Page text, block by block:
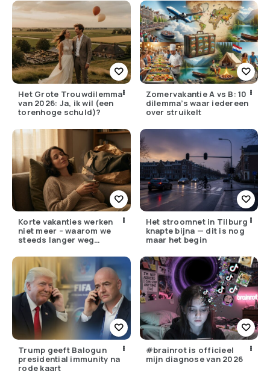
Het Grote Trouwdilemma
van 2026: Ja, ik wil (een
torenhoge schuld)?
Zomervakantie A vs B: 10
dilemma’s waar iedereen
over struikelt
Korte vakanties werken
niet meer – waarom we
steeds langer weg
Het stroomnet in Tilburg
knapte bijna — dit is nog
maar het begin
Trump geeft Balogun
presidential immunity na
rode kaart
#brainrot is officieel
mijn diagnose van 2026